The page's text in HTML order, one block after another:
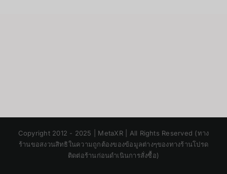
Copyright 2012 - 2025 | MetaXR | All Rights Reserved (ทาง
ร้านขอสงวนสิทธิในความถูกต้องของข้อมูลต่างๆของทางร้านโปรด
ติดต่อร้านก่อนดำเนินการสั่งซื้อ)Chinese